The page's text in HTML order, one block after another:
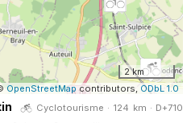
2 km
OpenStreetMapcontributors, ODbL 1.0
Cyclotourisme · 124 km · D+710